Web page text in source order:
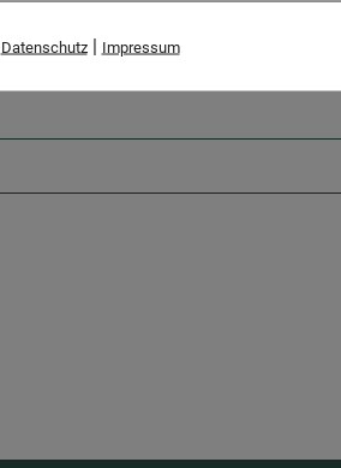
Datenschutz| Impressum